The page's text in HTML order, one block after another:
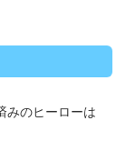
みのヒーローは